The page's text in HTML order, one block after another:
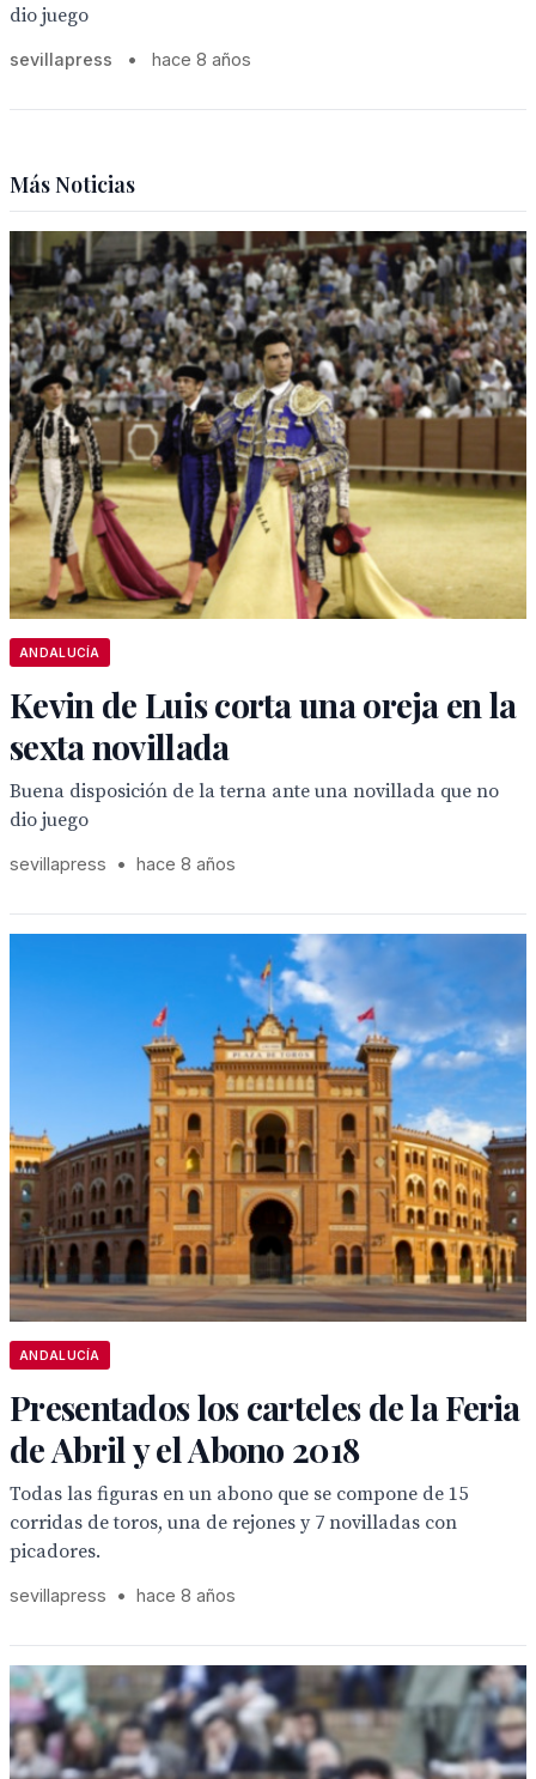
dio juego
sevillapress • hace 8 años
Más Noticias
ANDALUCÍA
Kevin de Luis corta una oreja en la
sexta novillada
Buena disposición de la terna ante una novillada que no
dio juego
sevillapress • hace 8 años
ANDALUCÍA
Presentados los carteles de la Feria
de Abril y el Abono 2018
Todas las figuras en un abono que se compone de 15
corridas de toros, una de rejones y 7 novilladas con
picadores.
sevillapress • hace 8 años